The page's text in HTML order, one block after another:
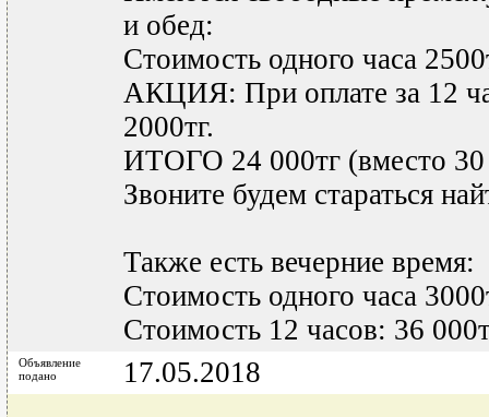
и обед:
Стоимость одного часа
АКЦИЯ: При оплате за 12
2000тг.
ИТОГО 24 000тг (вместо 30
Звоните будем стараться
Также есть вечерние время:
Стоимость одного часа
Стоимость 12 часов: 36
Объявление
подано
17.05.2018